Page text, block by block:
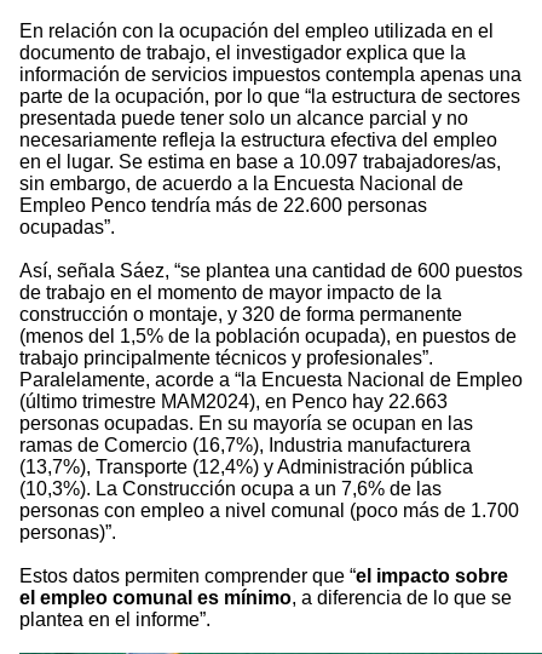
En relación con la ocupación del empleo utilizada en el
documento de trabajo, el investigador explica que la
información de servicios impuestos contempla apenas una
parte de la ocupación, por lo que “la estructura de sectores
presentada puede tener solo un alcance parcial y no
necesariamente refleja la estructura efectiva del empleo
en el lugar. Se estima en base a 10.097 trabajadores/as,
sin embargo, de acuerdo a la Encuesta Nacional de
Empleo Penco tendría más de 22.600 personas
ocupadas”.
Así, señala Sáez, “se plantea una cantidad de 600 puestos
de trabajo en el momento de mayor impacto de la
construcción o montaje, y 320 de forma permanente
(menos del 1,5% de la población ocupada), en puestos de
trabajo principalmente técnicos y profesionales”.
Paralelamente, acorde a “la Encuesta Nacional de Empleo
(último trimestre MAM2024), en Penco hay 22.663
personas ocupadas. En su mayoría se ocupan en las
ramas de Comercio (16,7%), Industria manufacturera
(13,7%), Transporte (12,4%) y Administración pública
(10,3%). La Construcción ocupa a un 7,6% de las
personas con empleo a nivel comunal (poco más de 1.700
personas)”.
Estos datos permiten comprender que “el impacto sobre
el empleo comunal es mínimo, a diferencia de lo que se
plantea en el informe”.